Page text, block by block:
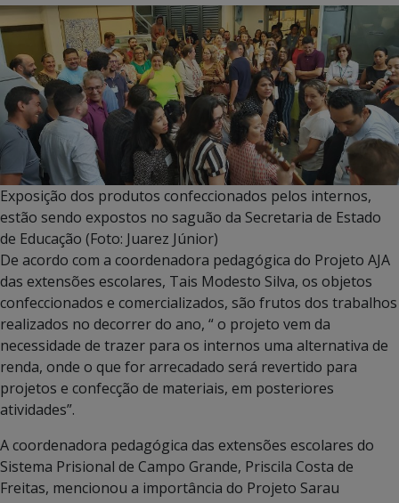
Exposição dos produtos confeccionados pelos internos,
estão sendo expostos no saguão da Secretaria de Estado
de Educação (Foto: Juarez Júnior)
De acordo com a coordenadora pedagógica do Projeto AJA
das extensões escolares, Tais Modesto Silva, os objetos
confeccionados e comercializados, são frutos dos trabalhos
realizados no decorrer do ano, “ o projeto vem da
necessidade de trazer para os internos uma alternativa de
renda, onde o que for arrecadado será revertido para
projetos e confecção de materiais, em posteriores
atividades”.
A coordenadora pedagógica das extensões escolares do
Sistema Prisional de Campo Grande, Priscila Costa de
Freitas, mencionou a importância do Projeto Sarau